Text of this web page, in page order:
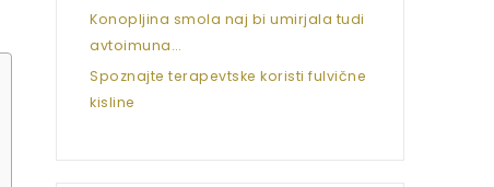
Konopljina smola naj bi umirjala tudi
avtoimuna…
Spoznajte terapevtske koristi fulvične
kisline